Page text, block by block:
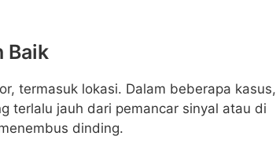
Baik
termasuk lokasi. Dalam beberapa kasus,
terlalu jauh dari pemancar sinyal atau di
dinding.